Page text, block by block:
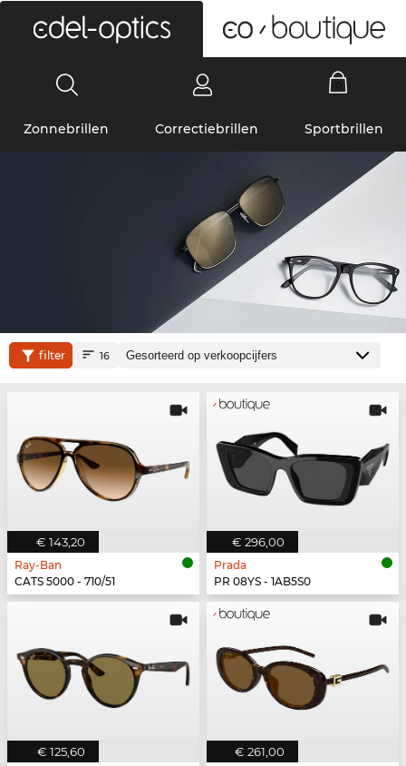
Zonnebrillen Correctiebrillen Sportbrillen
filter 16
€ 143,20
Ray-Ban
CATS 5000 - 710/51
€ 296,00
Prada
PR 08YS - 1AB5S0
€ 125,60 € 261,00